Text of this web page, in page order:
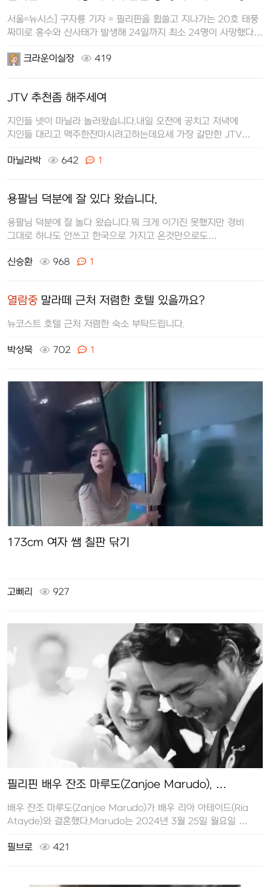
서울=뉴시스] 구자룡 기자 = 필리핀을 휩쓸고 지나가는 20호 태풍
짜미로 홍수와 산사태가 발생해 24일까지 최소 24명이 사망했다.
크라운이실장
419
JTV 추천좀 해주세여
지인들 넷이 마닐라 놀러왔습니다.내일 오전에 공치고 저녁에
지인들 대리고 맥주한잔마시려고하는데요세 가장 갈만한 JTV
마닐라박
642 1
용팔님 덕분에 잘 있다 왔습니다,
용팔님 덕분에 잘 놀다 왔습니다.뭐 크게 이기진 못했지만 경비
그대로 하나도 안쓰고 한국으로 가지고 온것만으로도
신승환
968 1
열람중 말라떼 근처 저렴한 호텔 있을까요?
뉴코스트 호텔 근처 저렴한 숙소 부탁드립니다.
박상묵 702 1
173cm 여자 쌤 칠판 닦기
고삐리 927
필리핀 배우 잔조 마루도(Zanjoe Marudo), …
배우 잔조 마루도(Zanjoe Marudo)가 배우 리아 아테이드(Ria
Atayde)와 결혼했다.Marudo는 2024년 3월 25일 월요일 …
필브로 421